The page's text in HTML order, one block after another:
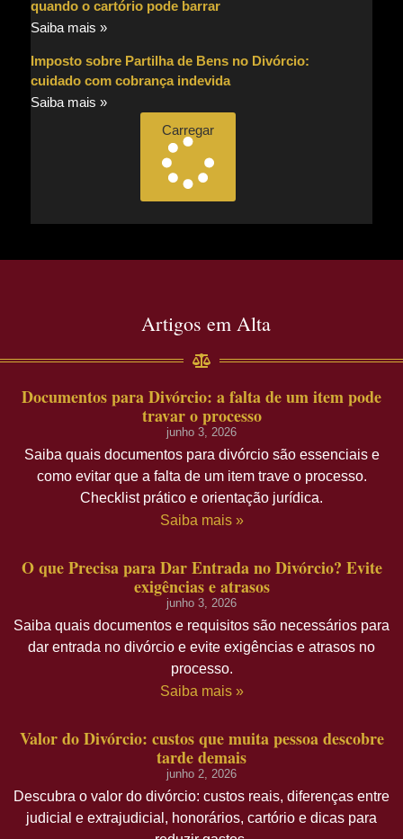
quando o cartório pode barrar
Saiba mais »
Imposto sobre Partilha de Bens no Divórcio:
cuidado com cobrança indevida
Saiba mais »
Carregar
Artigos em Alta
Documentos para Divórcio: a falta de um item pode
travar o processo
junho 3, 2026
Saiba quais documentos para divórcio são essenciais e
como evitar que a falta de um item trave o processo.
Checklist prático e orientação jurídica.
Saiba mais »
O que Precisa para Dar Entrada no Divórcio? Evite
exigências e atrasos
junho 3, 2026
Saiba quais documentos e requisitos são necessários para
dar entrada no divórcio e evite exigências e atrasos no
processo.
Saiba mais »
Valor do Divórcio: custos que muita pessoa descobre
tarde demais
junho 2, 2026
Descubra o valor do divórcio: custos reais, diferenças entre
judicial e extrajudicial, honorários, cartório e dicas para